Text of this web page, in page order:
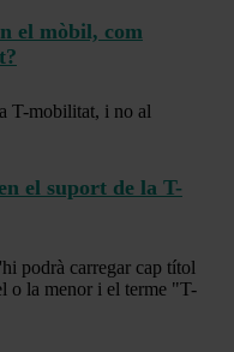
el mòbil, com
T-mobilitat, i no al
el suport de la T-
podrà carregar cap títol
o la menor i el terme "T-